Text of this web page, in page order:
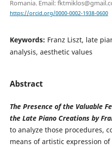
Romania. Email:
https://orcid.org/0000-0002-1938-0600
Keywords: Franz Liszt, late
analysis, aesthetic values
Abstract
The Presence of the Valuable
the Late Piano Creations by
to analyze those procedures,
means of artistic expression